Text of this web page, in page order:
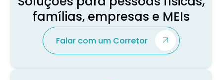
famílias, empresas e MEIs
Falar com um Corretor